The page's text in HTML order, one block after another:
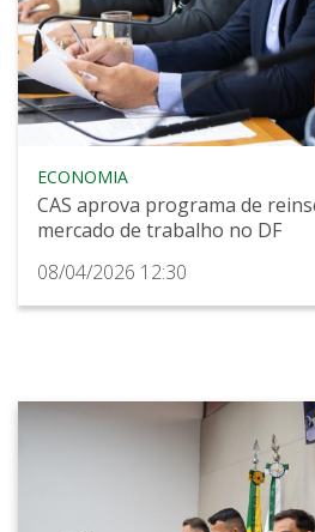
ECONOMIA
CAS aprova programa de
mercado de trabalho no DF
08/04/2026 12:30